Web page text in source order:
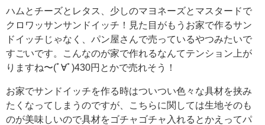
ハムとチーズとレタス、少しのマヨネーズとマスタードで
クロワッサンサンドイッチ！見た目がもうお家で作るサン
ドイッチじゃなく、パン屋さんで売っているやつみたいで
すごいです。こんなのが家で作れるなんてテンション上が
りますね〜(ﾟ∀ﾟ)430円とかで売れそう！
お家でサンドイッチを作る時はついつい色々な具材を挟み
たくなってしまうのですが、こちらに関しては生地そのも
のが美味しいので具材をゴチャゴチャ入れるとかえってパ